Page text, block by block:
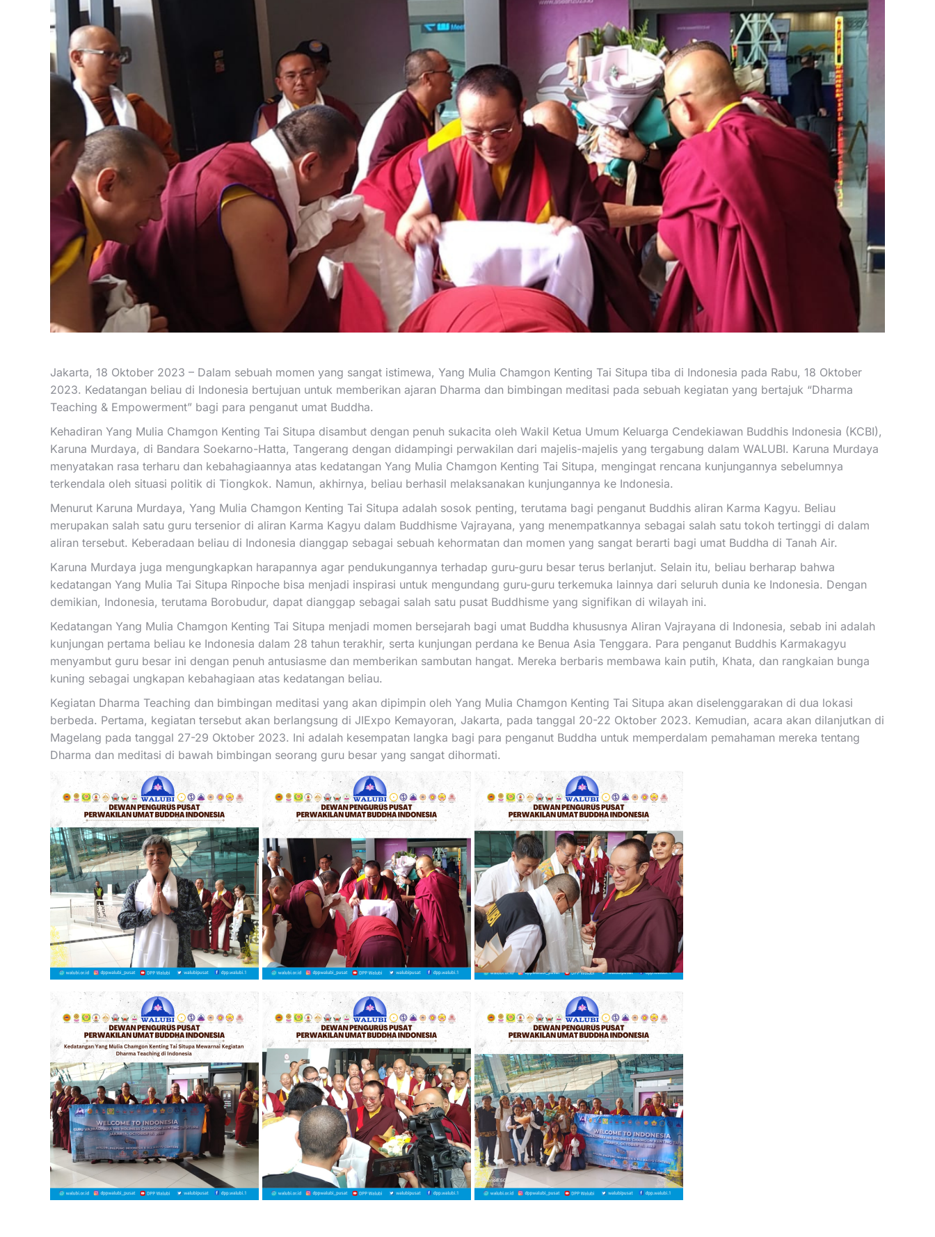
Jakarta, 18 Oktober 2023 – Dalam sebuah momen yang sangat istimewa, Yang Mulia Chamgon Kenting Tai Situpa tiba di Indonesia pada Rabu, 18 Oktober
2023. Kedatangan beliau di Indonesia bertujuan untuk memberikan ajaran Dharma dan bimbingan meditasi pada sebuah kegiatan yang bertajuk “Dharma
Teaching & Empowerment” bagi para penganut umat Buddha.
Kehadiran Yang Mulia Chamgon Kenting Tai Situpa disambut dengan penuh sukacita oleh Wakil Ketua Umum Keluarga Cendekiawan Buddhis Indonesia (KCBI),
Karuna Murdaya, di Bandara Soekarno-Hatta, Tangerang dengan didampingi perwakilan dari majelis-majelis yang tergabung dalam WALUBI. Karuna Murdaya
menyatakan rasa terharu dan kebahagiaannya atas kedatangan Yang Mulia Chamgon Kenting Tai Situpa, mengingat rencana kunjungannya sebelumnya
terkendala oleh situasi politik di Tiongkok. Namun, akhirnya, beliau berhasil melaksanakan kunjungannya ke Indonesia.
Menurut Karuna Murdaya, Yang Mulia Chamgon Kenting Tai Situpa adalah sosok penting, terutama bagi penganut Buddhis aliran Karma Kagyu. Beliau
merupakan salah satu guru tersenior di aliran Karma Kagyu dalam Buddhisme Vajrayana, yang menempatkannya sebagai salah satu tokoh tertinggi di dalam
aliran tersebut. Keberadaan beliau di Indonesia dianggap sebagai sebuah kehormatan dan momen yang sangat berarti bagi umat Buddha di Tanah Air.
Karuna Murdaya juga mengungkapkan harapannya agar pendukungannya terhadap guru-guru besar terus berlanjut. Selain itu, beliau berharap bahwa
kedatangan Yang Mulia Tai Situpa Rinpoche bisa menjadi inspirasi untuk mengundang guru-guru terkemuka lainnya dari seluruh dunia ke Indonesia. Dengan
demikian, Indonesia, terutama Borobudur, dapat dianggap sebagai salah satu pusat Buddhisme yang signifikan di wilayah ini.
Kedatangan Yang Mulia Chamgon Kenting Tai Situpa menjadi momen bersejarah bagi umat Buddha khususnya Aliran Vajrayana di Indonesia, sebab ini adalah
kunjungan pertama beliau ke Indonesia dalam 28 tahun terakhir, serta kunjungan perdana ke Benua Asia Tenggara. Para penganut Buddhis Karmakagyu
menyambut guru besar ini dengan penuh antusiasme dan memberikan sambutan hangat. Mereka berbaris membawa kain putih, Khata, dan rangkaian bunga
kuning sebagai ungkapan kebahagiaan atas kedatangan beliau.
Kegiatan Dharma Teaching dan bimbingan meditasi yang akan dipimpin oleh Yang Mulia Chamgon Kenting Tai Situpa akan diselenggarakan di dua lokasi
berbeda. Pertama, kegiatan tersebut akan berlangsung di JIExpo Kemayoran, Jakarta, pada tanggal 20-22 Oktober 2023. Kemudian, acara akan dilanjutkan di
Magelang pada tanggal 27-29 Oktober 2023. Ini adalah kesempatan langka bagi para penganut Buddha untuk memperdalam pemahaman mereka tentang
Dharma dan meditasi di bawah bimbingan seorang guru besar yang sangat dihormati.